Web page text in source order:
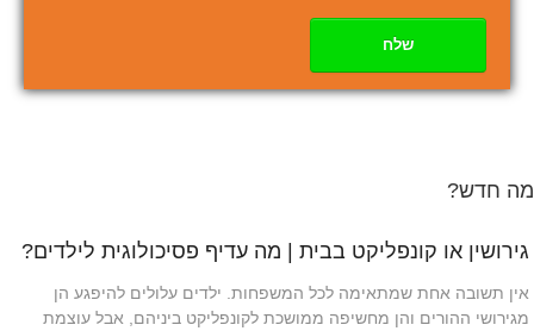
שלח
מה חדש?
גירושין או קונפליקט בבית | מה עדיף פסיכולוגית לילדים?
אין תשובה אחת שמתאימה לכל המשפחות. ילדים עלולים להיפגע הן
מגירושי ההורים והן מחשיפה ממושכת לקונפליקט ביניהם, אבל עוצמת